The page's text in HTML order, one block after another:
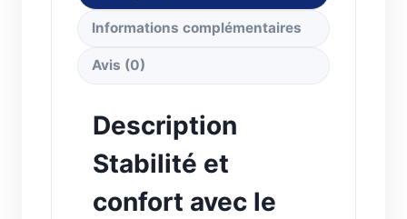
Informations complémentaires
Avis (0)
Description
Stabilité et
confort avec le